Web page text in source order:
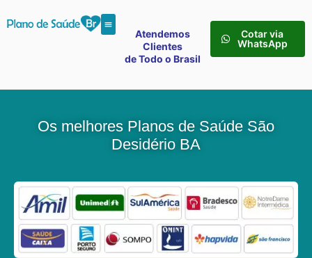
Atendemos
Clientes
de Todo o Brasil
Cotar via
WhatsApp
Os melhores Planos de Saúde São
Desidério BA